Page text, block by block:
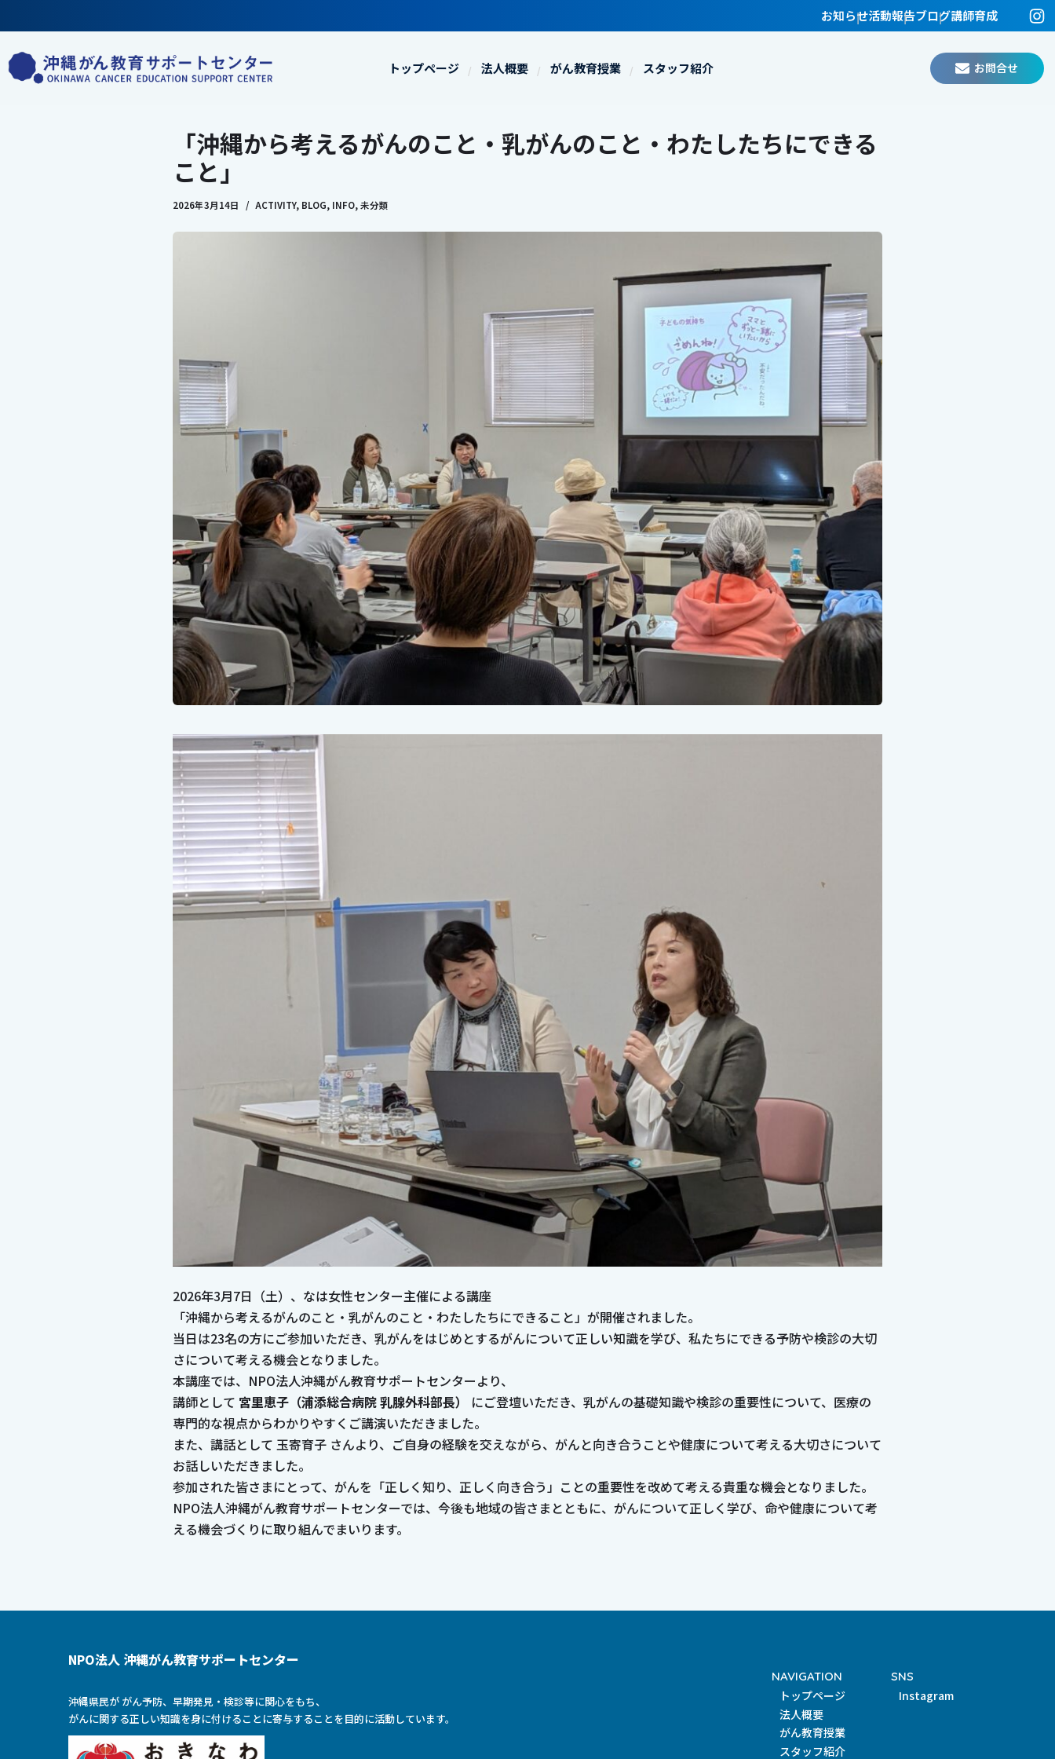
お知らせ活動報告ブログ講師育成
トップページ 法人概要 がん教育授業 スタッフ紹介
テ
お問合せ
「沖縄から考えるがんのこと・乳がんのこと・わたしたちにできる
こと」
2026年3月14日 ACTIVITY, BLOG, INFO,未分類
2026年3月7日（土）、なは女性センター主催による講座
「沖縄から考えるがんのこと・乳がんのこと・わたしたちにできること」が開催されました。
当日は23名の方にご参加いただき、乳がんをはじめとするがんについて正しい知識を学び、私たちにできる予防や検診の大切
さについて考える機会となりました。
本講座では、NPO法人沖縄がん教育サポートセンターより、
講師として 宮里恵子（浦添総合病院 乳腺外科部長）
にご登壇いただき、乳がんの基礎知識や検診の重要性について、医療の
専門的な視点からわかりやすくご講演いただきました。
また、講話として 玉寄育子 さんより、ご自身の経験を交えながら、がんと向き合うことや健康について考える大切さについて
お話しいただきました。
参加された皆さまにとって、がんを「正しく知り、正しく向き合う」ことの重要性を改めて考える貴重な機会となりました。
NPO法人沖縄がん教育サポートセンターでは、今後も地域の皆さまとともに、がんについて正しく学び、命や健康について考
える機会づくりに取り組んでまいります。
NPO法人 沖縄がん教育サポートセンター
沖縄県民が がん予防、早期発見・検診等に関心をもち、
がんに関する正しい知識を身に付けることに寄与することを目的に活動しています。
NAVIGATION
トップページ
法人概要
がん教育授業
スタッフ紹介
SNS
Instagram